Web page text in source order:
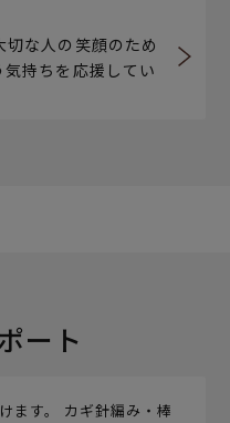
な人の笑顔のため
持ちを応援してい
ート
ます。 カギ針編み・棒